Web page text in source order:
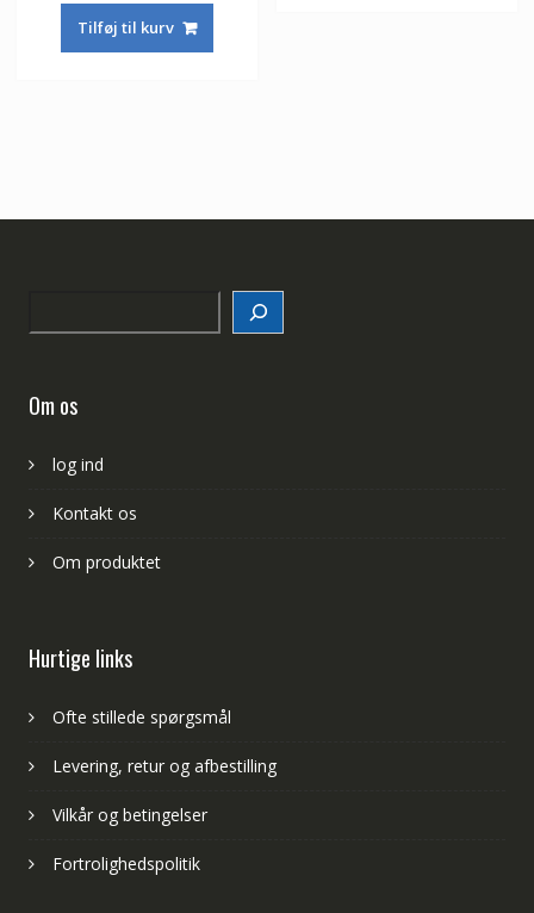
pris
var:
Tilføj til kurv
Om os
log ind
Kontakt os
Om produktet
Hurtige links
Ofte stillede spørgsmål
Levering, retur og afbestilling
Vilkår og betingelser
Fortrolighedspolitik